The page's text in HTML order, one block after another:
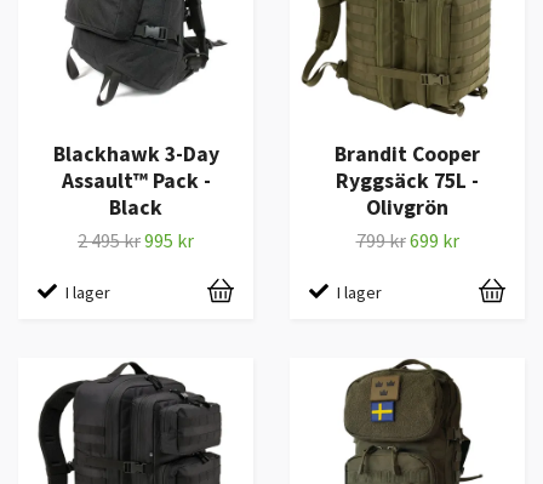
Blackhawk 3-Day
Assault™ Pack -
Black
2 495 kr995 kr
I lager
Brandit Cooper
Ryggsäck 75L -
Olivgrön
799 kr699 kr
I lager